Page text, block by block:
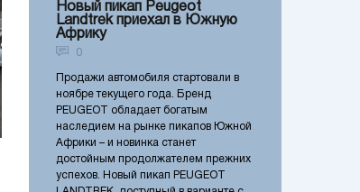
Новый пикап Peugeot
Landtrek приехал в Южную
Африку
0
Продажи автомобиля стартовали в
ноябре текущего года. Бренд
PEUGEOT обладает богатым
наследием на рынке пикапов Южной
Африки – и новинка станет
достойным продолжателем прежних
успехов. Новый пикап PEUGEOT